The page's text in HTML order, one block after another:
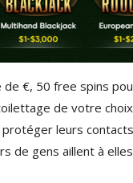
€, 50 free spins
de votre
leurs
de gens aillent à